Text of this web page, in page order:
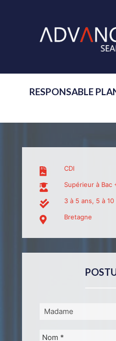
RESPONSABLE
CDI
Supérieur à Bac
3 à 5 ans, 5 à 10
Bretagne